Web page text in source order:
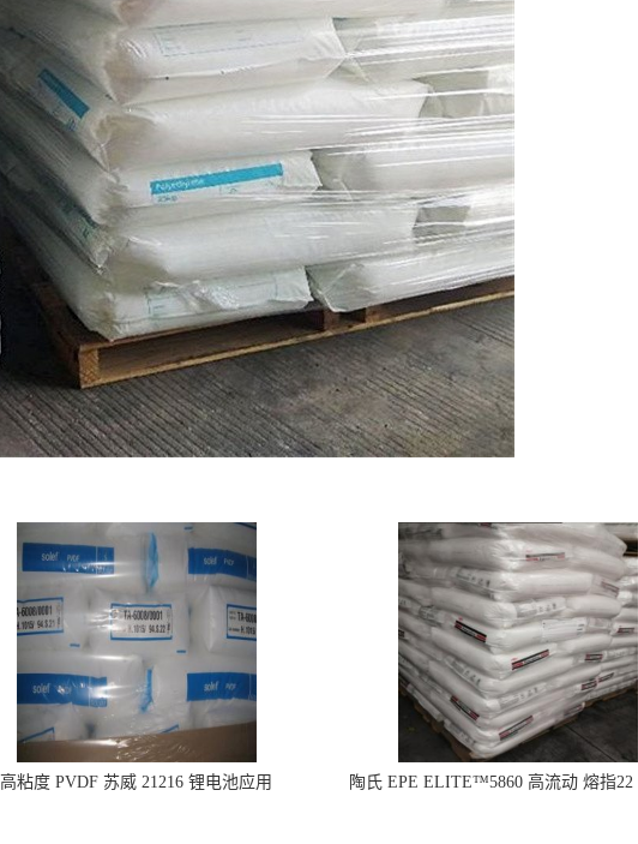
高粘度 PVDF 苏威 21216 锂电池应用
陶氏 EPE ELITE™5860 高流动 熔指22